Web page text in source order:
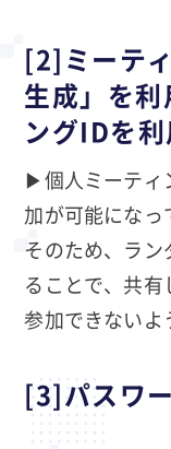
[2]ミーテ
生成」を
ングIDを利
▶個人ミーティ
加が可能になっ
そのため、ラン
ることで、共有
参加できないよ
[3]パスワ